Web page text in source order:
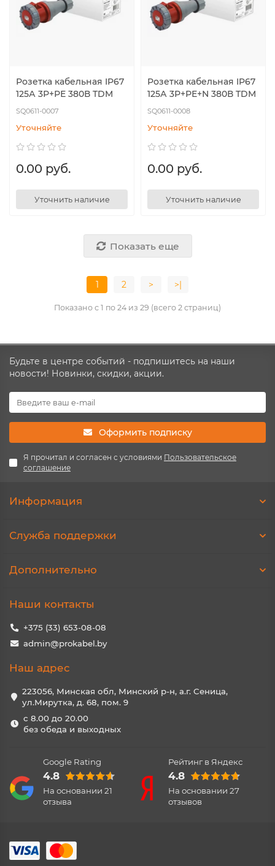
Розетка кабельная IP67
125А 3Р+РЕ 380В TDM
SQ0611-0007
Уточняйте
0.00 руб.
Уточнить наличие
Розетка кабельная IP67
125А 3Р+РЕ+N 380В TDM
SQ0611-0008
Уточняйте
0.00 руб.
Уточнить наличие
Показать еще
1 2 > >|
Показано с 1 по 24 из 29 (всего 2 страниц)
Будьте в центре событий - подпишитесь на наши
новости! Новинки, скидки, акции.
Оформить подписку
Я прочитал и согласен с условиями Пользовательское
соглашение
Информация
Служба поддержки
Дополнительно
Наши контакты
+375 (33) 653-08-08
admin@prokabel.by
Наш адрес
223056, Минская обл, Минский р-н, а.г. Сеница,
ул.Мирутка, д. 68, пом. 9
с 8.00 до 20.00
без обеда и выходных
Google Rating
4.8
На основании 21
отзыва
Рейтинг в Яндекс
4.8
На основании 27
отзывов